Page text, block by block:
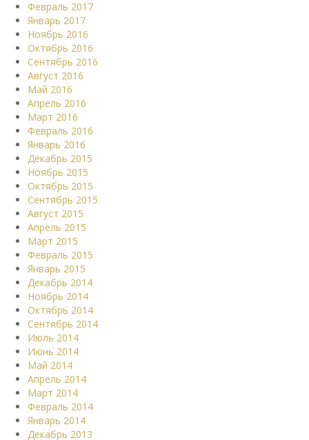
Февраль 2017
Январь 2017
Ноябрь 2016
Октябрь 2016
Сентябрь 2016
Август 2016
Май 2016
Апрель 2016
Март 2016
Февраль 2016
Январь 2016
Декабрь 2015
Ноябрь 2015
Октябрь 2015
Сентябрь 2015
Август 2015
Апрель 2015
Март 2015
Февраль 2015
Январь 2015
Декабрь 2014
Ноябрь 2014
Октябрь 2014
Сентябрь 2014
Июль 2014
Июнь 2014
Май 2014
Апрель 2014
Март 2014
Февраль 2014
Январь 2014
Декабрь 2013